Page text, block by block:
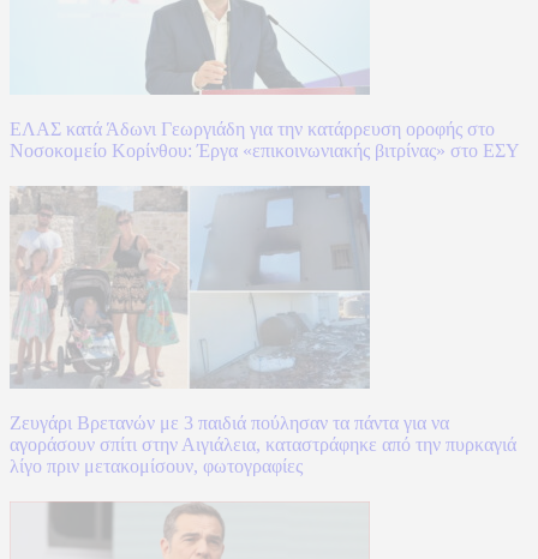
ΕΛΑΣ κατά Άδωνι Γεωργιάδη για την κατάρρευση οροφής στο
Νοσοκομείο Κορίνθου: Έργα «επικοινωνιακής βιτρίνας» στο ΕΣΥ
Ζευγάρι Βρετανών με 3 παιδιά πούλησαν τα πάντα για να
αγοράσουν σπίτι στην Αιγιάλεια, καταστράφηκε από την πυρκαγιά
λίγο πριν μετακομίσουν, φωτογραφίες